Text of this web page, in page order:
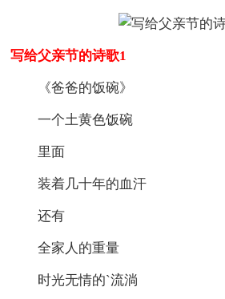
写给父亲节的诗歌1
《爸爸的饭碗》
一个土黄色饭碗
里面
装着几十年的血汗
还有
全家人的重量
时光无情的`流淌